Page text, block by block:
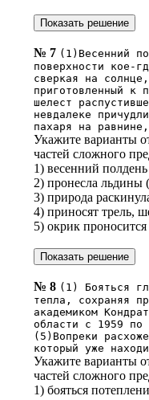
№ 7 (1)Весенний
поверхности кое-
сверкая на
приготовленный к
шелест
невдалеке
пахаря на
Укажите варианты
частей сложного
1) весенний
2) пронесла льдины
3) природа
4) приносят трель,
5) окрик
№ 8 (1) Бояться
тепла, сохраняя
академиком
области с 1959 по
(5)Вопреки
который уже
Укажите варианты
частей сложного
1) бояться